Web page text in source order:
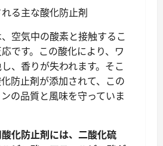
空気中の酸素と接触するこ
です。この酸化により、ワ
、香りが失われます。そこ
防止剤が添加されて、この
の品質と風味を守っていま
化防止剤には、二酸化硫